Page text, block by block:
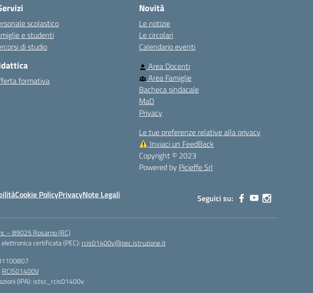
scolastico
e studenti
di studio
formativa
Novità
Le notizie
Le circolari
Calendario eventi
Area Docenti
Area Famiglie
Bacheca sindacale
MaD
Privacy
Le tue preferenze relative alla privacy
Inviaci un FeedBack
Copyright © 2023
Powered by Picieffe Srl
Cookie PolicyPrivacyNote Legali Seguici su:
– 89025 Rosarno (RC)
certificata (PEC): rcis01400v@pec.istruzione.it
RCIS01400V
(IPA): istsc_rcis01400v